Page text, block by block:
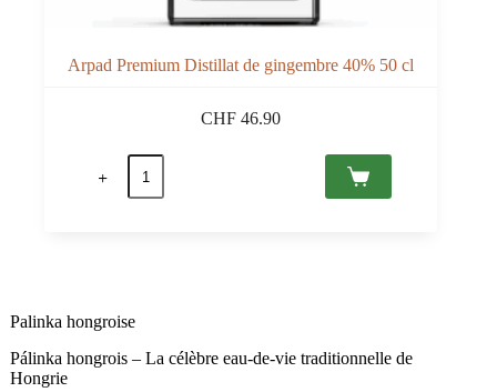
Arpad Premium Distillat de gingembre 40% 50 cl
CHF 46.90
quantité
Arpad
cl
Palinka hongroise
Pálinka hongrois – La célèbre eau-de-vie traditionnelle de
Hongrie